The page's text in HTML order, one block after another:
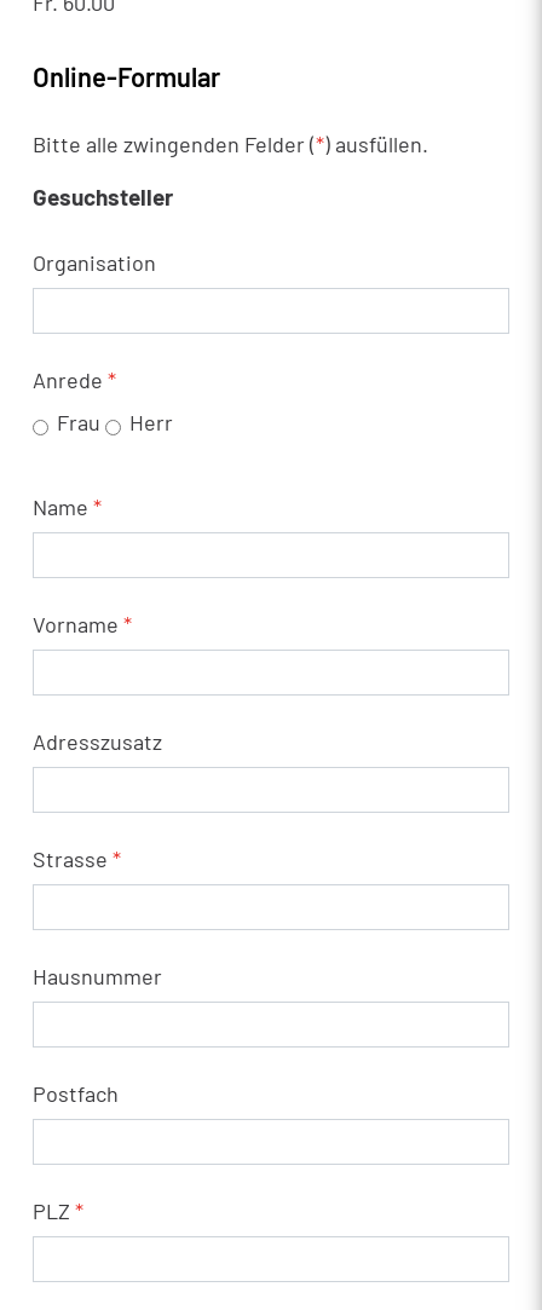
Online-Formular
Bitte alle zwingenden Felder (*) ausfüllen.
Gesuchsteller
Organisation
Anrede *
Frau
Herr
Name *
Vorname *
Adresszusatz
Strasse *
Hausnummer
Postfach
PLZ *